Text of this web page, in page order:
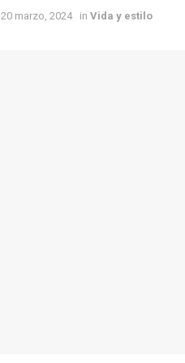
20 marzo, 2024 in Vida y estilo